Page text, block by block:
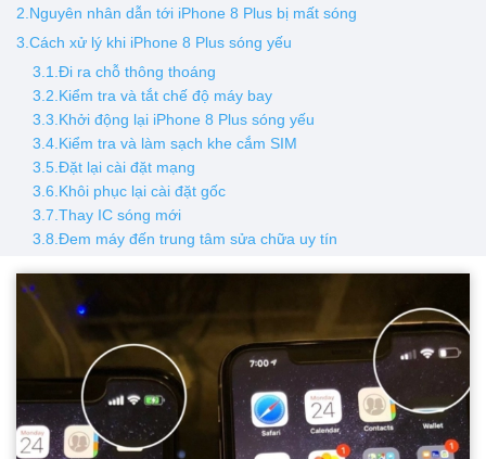
2.Nguyên nhân dẫn tới iPhone 8 Plus bị mất sóng
3.Cách xử lý khi iPhone 8 Plus sóng yếu
3.1.Đi ra chỗ thông thoáng
3.2.Kiểm tra và tắt chế độ máy bay
3.3.Khởi động lại iPhone 8 Plus sóng yếu
3.4.Kiểm tra và làm sạch khe cắm SIM
3.5.Đặt lại cài đặt mạng
3.6.Khôi phục lại cài đặt gốc
3.7.Thay IC sóng mới
3.8.Đem máy đến trung tâm sửa chữa uy tín